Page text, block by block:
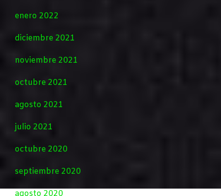
enero 2022
diciembre 2021
noviembre 2021
octubre 2021
agosto 2021
julio 2021
octubre 2020
septiembre 2020